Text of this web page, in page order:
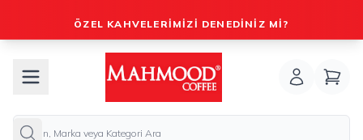
ÖZEL KAHVELERIMIZI DENEDINIZ MI?